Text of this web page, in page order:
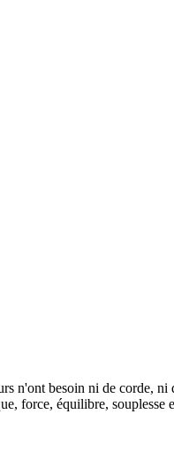
n'ont besoin ni de corde,
force, équilibre,